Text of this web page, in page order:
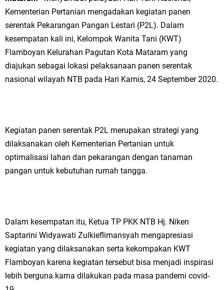
Kementerian Pertanian mengadakan kegiatan panen
serentak Pekarangan Pangan Lestari (P2L). Dalam
kesempatan kali ini, Kelompok Wanita Tani (KWT)
Flamboyan Kelurahan Pagutan Kota Mataram yang
diajukan sebagai lokasi pelaksanaan panen serentak
nasional wilayah NTB pada Hari Kamis, 24 September 2020.
Kegiatan panen serentak P2L merupakan strategi yang
dilaksanakan oleh Kementerian Pertanian untuk
optimalisasi lahan dan pekarangan dengan tanaman
pangan untuk kebutuhan rumah tangga.
Dalam kesempatan itu, Ketua TP PKK NTB Hj. Niken
Saptarini Widyawati Zulkieflimansyah mengapresiasi
kegiatan yang dilaksanakan serta kekompakan KWT
Flamboyan karena kegiatan tersebut bisa menjadi inspirasi
lebih berguna karna dilakukan pada masa pandemi covid-